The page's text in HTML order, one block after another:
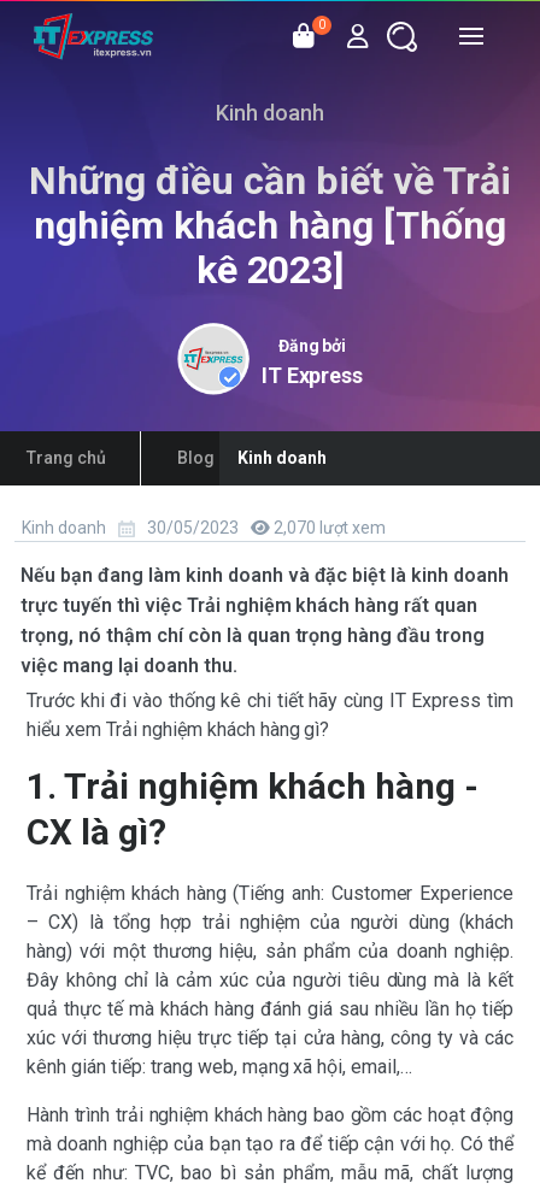
0
Kinh doanh
Những điều cần biết về Trải
nghiệm khách hàng [Thống
kê 2023]
Đăng bởi
IT Express
Trang chủ Blog Kinh doanh
Kinh doanh 30/05/2023 2,070 lượt xem
Nếu bạn đang làm kinh doanh và đặc biệt là kinh doanh
trực tuyến thì việc Trải nghiệm khách hàng rất quan
trọng, nó thậm chí còn là quan trọng hàng đầu trong
việc mang lại doanh thu.
Trước khi đi vào thống kê chi tiết hãy cùng IT Express tìm
hiểu xem Trải nghiệm khách hàng gì?
1. Trải nghiệm khách hàng -
CX là gì?
Trải nghiệm khách hàng (Tiếng anh: Customer Experience
– CX) là tổng hợp trải nghiệm của người dùng (khách
hàng) với một thương hiệu, sản phẩm của doanh nghiệp.
Đây không chỉ là cảm xúc của người tiêu dùng mà là kết
quả thực tế mà khách hàng đánh giá sau nhiều lần họ tiếp
xúc với thương hiệu trực tiếp tại cửa hàng, công ty và các
kênh gián tiếp: trang web, mạng xã hội, email,…
Hành trình trải nghiệm khách hàng bao gồm các hoạt động
mà doanh nghiệp của bạn tạo ra để tiếp cận với họ. Có thể
kể đến như: TVC, bao bì sản phẩm, mẫu mã, chất lượng